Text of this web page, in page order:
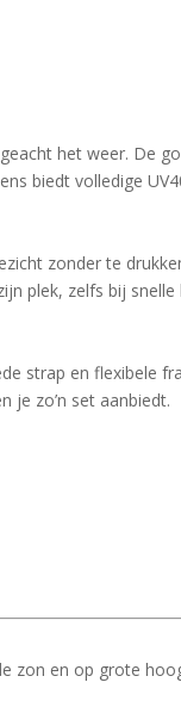
het weer. De
biedt volledige
zonder te
plek, zelfs bij snelle
strap en flexibele
je zo’n set aanbiedt.
zon en op grote